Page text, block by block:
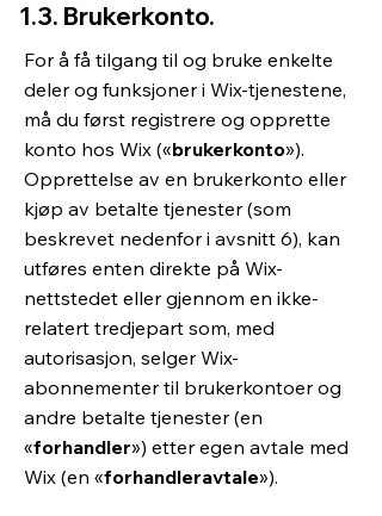
1.3. Brukerkonto.
For å få tilgang til og bruke enkelte
deler og funksjoner i Wix-tjenestene,
må du først registrere og opprette
konto hos Wix («brukerkonto»).
Opprettelse av en brukerkonto eller
kjøp av betalte tjenester (som
beskrevet nedenfor i avsnitt 6), kan
utføres enten direkte på Wix-
nettstedet eller gjennom en ikke-
relatert tredjepart som, med
autorisasjon, selger Wix-
abonnementer til brukerkontoer og
andre betalte tjenester (en
«forhandler») etter egen avtale med
Wix (en «forhandleravtale»).